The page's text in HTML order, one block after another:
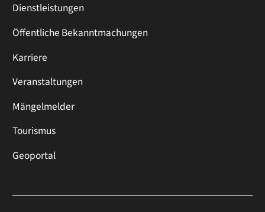
Dienstleistungen
Öffentliche Bekanntmachungen
Karriere
Veranstaltungen
Mängelmelder
Tourismus
Geoportal